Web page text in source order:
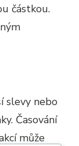
částkou.
slevy nebo
Časování
může